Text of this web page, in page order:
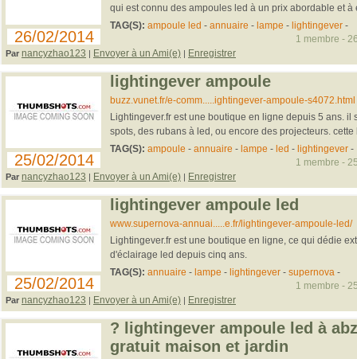
26/02/2014
qui est connu des ampoules led à un prix abordable et à
TAG(S): ampoule led - annuaire - lampe - lightingever-
Par nancyzhao123 | Envoyer à un Ami(e) | Enregistrer
1 membre -
25/02/2014
lightingever ampoule
buzz.vunet.fr/e-comm.....ightingever-ampoule-s4072.html
Lightingever.fr est une boutique en ligne depuis 5 ans. il
spots, des rubans à led, ou encore des projecteurs. cette
TAG(S): ampoule - annuaire - lampe - led - lightingever-
Par nancyzhao123 | Envoyer à un Ami(e) | Enregistrer
1 membre -
25/02/2014
lightingever ampoule led
www.supernova-annuai.....e.fr/lightingever-ampoule-led/
Lightingever.fr est une boutique en ligne, ce qui dédie
d'éclairage led depuis cinq ans.
TAG(S): annuaire - lampe - lightingever- supernova -
Par nancyzhao123 | Envoyer à un Ami(e) | Enregistrer
1 membre -
? lightingever ampoule led à
gratuit maison et jardin